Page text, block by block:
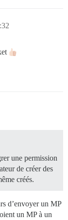
une permission
de créer des
créés.
d’envoyer un MP
un MP à un